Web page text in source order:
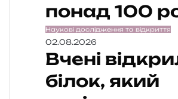
понад 100
Наукові дослідження та відкриття
02.08.2026
Вчені
білок, який